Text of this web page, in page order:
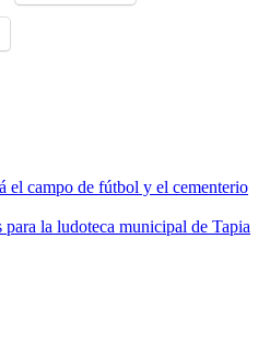
el campo de fútbol y el cementerio
para la ludoteca municipal de Tapia